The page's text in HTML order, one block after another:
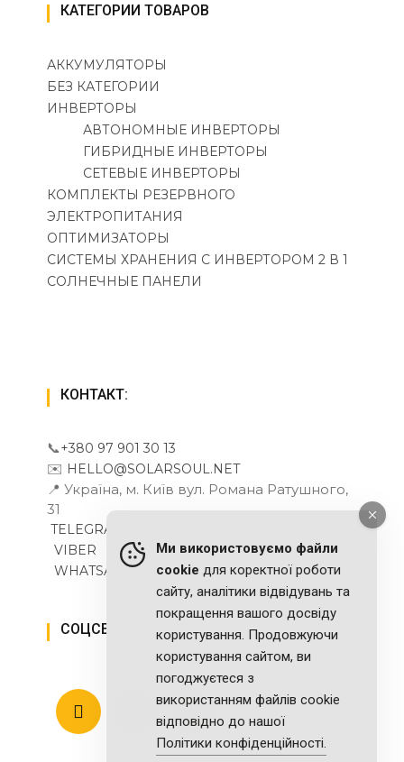
КАТЕГОРИИ ТОВАРОВ
АККУМУЛЯТОРЫ
БЕЗ КАТЕГОРИИ
ИНВЕРТОРЫ
АВТОНОМНЫЕ ИНВЕРТОРЫ
ГИБРИДНЫЕ ИНВЕРТОРЫ
СЕТЕВЫЕ ИНВЕРТОРЫ
КОМПЛЕКТЫ РЕЗЕРВНОГО
ЭЛЕКТРОПИТАНИЯ
ОПТИМИЗАТОРЫ
СИСТЕМЫ ХРАНЕНИЯ С ИНВЕРТОРОМ 2 В 1
СОЛНЕЧНЫЕ ПАНЕЛИ
КОНТАКТ:
📞+380 97 901 30 13
✉️ HELLO@SOLARSOUL.NET
📍 Україна, м. Київ вул. Романа Ратушного,
31
TELEGRAM
VIBER
WHATSAPP
СОЦСЕТИ
Ми використовуємо файли
cookie для коректної роботи
сайту, аналітики відвідувань та
покращення вашого досвіду
користування. Продовжуючи
користування сайтом, ви
погоджуєтеся з
використанням файлів cookie
відповідно до нашої
Політики конфіденційності.